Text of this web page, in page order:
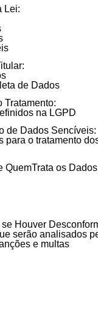
Lei:
de Dados
Tratamento:
na LGPD
de Dados Sencíveis:
para o tratamento
QuemTrata os
Houver
serão analisados
e multas